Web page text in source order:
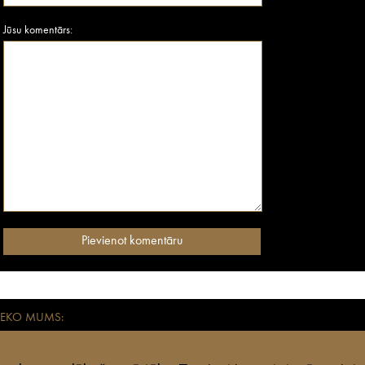
Jūsu komentārs:
MUMS:
mūsdienu ceļotājiem. Visas anothertravelguide.lv apkopotās adreses –